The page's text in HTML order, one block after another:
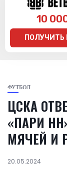
10
ПОЛУЧИТЬ
ФУТБОЛ
ЦСКА
«ПАРИ
МЯЧЕЙ И
20.05.2024